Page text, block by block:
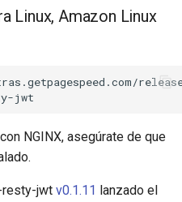
Linux, Amazon Linux
NGINX, asegúrate de que
resty-jwt v0.1.11 lanzado el